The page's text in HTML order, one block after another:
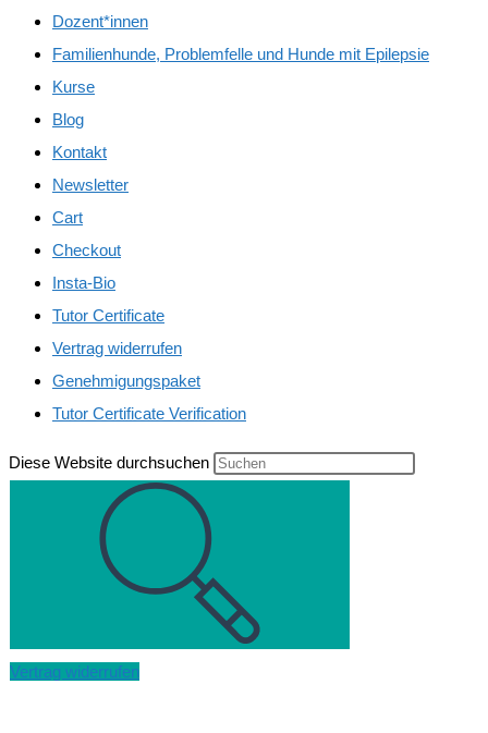
Dozent*innen
Familienhunde, Problemfelle und Hunde mit Epilepsie
Kurse
Blog
Kontakt
Newsletter
Cart
Checkout
Insta-Bio
Tutor Certificate
Vertrag widerrufen
Genehmigungspaket
Tutor Certificate Verification
Diese Website durchsuchen
Vertrag widerrufen